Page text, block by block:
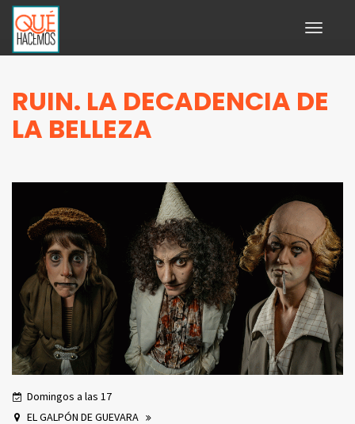
Toggle
RUIN. LA DECADENCIA DE
LA BELLEZA
Domingos a las 17
EL GALPÓN DE GUEVARA